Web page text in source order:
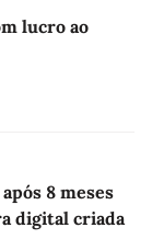
lucro ao
8 meses
digital criada